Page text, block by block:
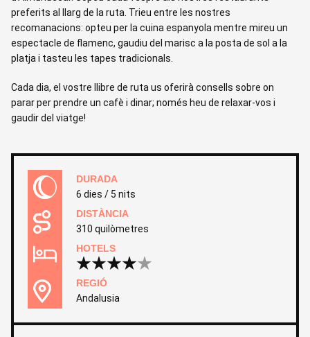
preferits al llarg de la ruta. Trieu entre les nostres
recomanacions: opteu per la cuina espanyola mentre mireu un
espectacle de flamenc, gaudiu del marisc a la posta de sol a la
platja i tasteu les tapes tradicionals.
Cada dia, el vostre llibre de ruta us oferirà consells sobre on
parar per prendre un cafè i dinar; només heu de relaxar-vos i
gaudir del viatge!
DURADA
6 dies / 5 nits
DISTÀNCIA
310 quilòmetres
HOTELS
REGIÓ
Andalusia